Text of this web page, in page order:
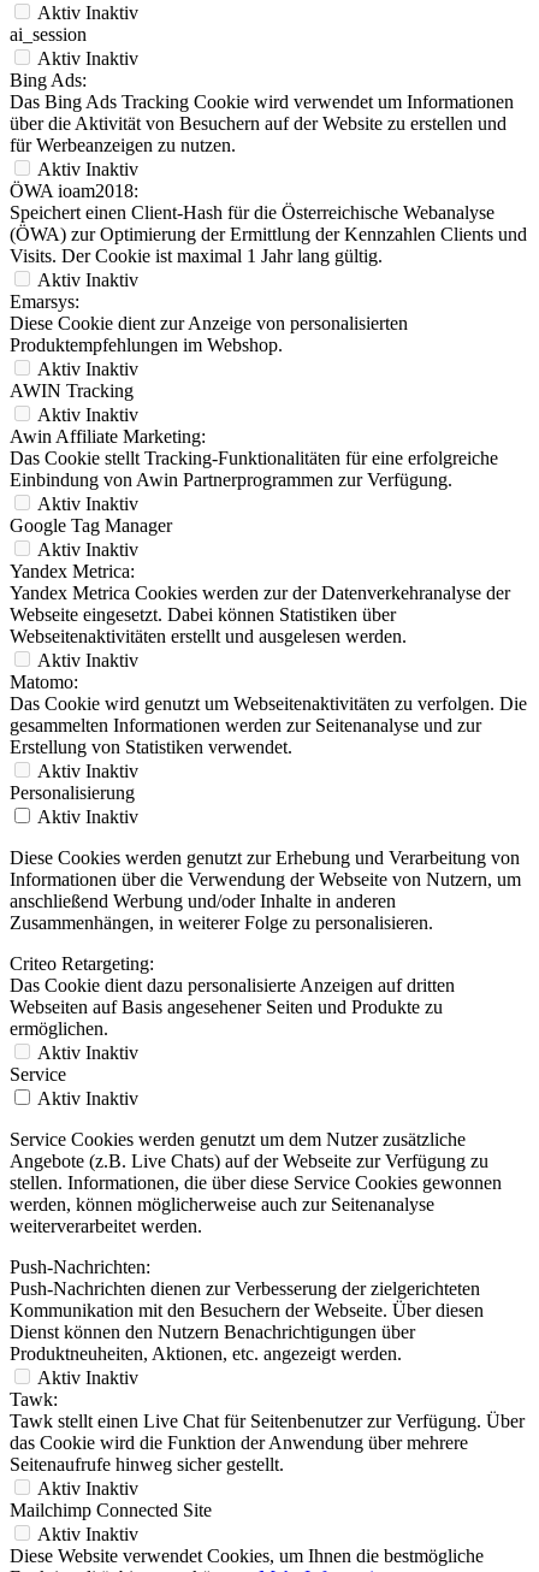
Aktiv Inaktiv
ai_session
Aktiv Inaktiv
Bing Ads:
Das Bing Ads Tracking Cookie wird verwendet um Informationen
über die Aktivität von Besuchern auf der Website zu erstellen und
für Werbeanzeigen zu nutzen.
Aktiv Inaktiv
ÖWA ioam2018:
Speichert einen Client-Hash für die Österreichische Webanalyse
(ÖWA) zur Optimierung der Ermittlung der Kennzahlen Clients und
Visits. Der Cookie ist maximal 1 Jahr lang gültig.
Aktiv Inaktiv
Emarsys:
Diese Cookie dient zur Anzeige von personalisierten
Produktempfehlungen im Webshop.
Aktiv Inaktiv
AWIN Tracking
Aktiv Inaktiv
Awin Affiliate Marketing:
Das Cookie stellt Tracking-Funktionalitäten für eine erfolgreiche
Einbindung von Awin Partnerprogrammen zur Verfügung.
Aktiv Inaktiv
Google Tag Manager
Aktiv Inaktiv
Yandex Metrica:
Yandex Metrica Cookies werden zur der Datenverkehranalyse der
Webseite eingesetzt. Dabei können Statistiken über
Webseitenaktivitäten erstellt und ausgelesen werden.
Aktiv Inaktiv
Matomo:
Das Cookie wird genutzt um Webseitenaktivitäten zu verfolgen. Die
gesammelten Informationen werden zur Seitenanalyse und zur
Erstellung von Statistiken verwendet.
Aktiv Inaktiv
Personalisierung
Aktiv Inaktiv
Diese Cookies werden genutzt zur Erhebung und Verarbeitung von
Informationen über die Verwendung der Webseite von Nutzern, um
anschließend Werbung und/oder Inhalte in anderen
Zusammenhängen, in weiterer Folge zu personalisieren.
Criteo Retargeting:
Das Cookie dient dazu personalisierte Anzeigen auf dritten
Webseiten auf Basis angesehener Seiten und Produkte zu
ermöglichen.
Aktiv Inaktiv
Service
Aktiv Inaktiv
Service Cookies werden genutzt um dem Nutzer zusätzliche
Angebote (z.B. Live Chats) auf der Webseite zur Verfügung zu
stellen. Informationen, die über diese Service Cookies gewonnen
werden, können möglicherweise auch zur Seitenanalyse
weiterverarbeitet werden.
Push-Nachrichten:
Push-Nachrichten dienen zur Verbesserung der zielgerichteten
Kommunikation mit den Besuchern der Webseite. Über diesen
Dienst können den Nutzern Benachrichtigungen über
Produktneuheiten, Aktionen, etc. angezeigt werden.
Aktiv Inaktiv
Tawk:
Tawk stellt einen Live Chat für Seitenbenutzer zur Verfügung. Über
das Cookie wird die Funktion der Anwendung über mehrere
Seitenaufrufe hinweg sicher gestellt.
Aktiv Inaktiv
Mailchimp Connected Site
Aktiv Inaktiv
Diese Website verwendet Cookies, um Ihnen die bestmögliche